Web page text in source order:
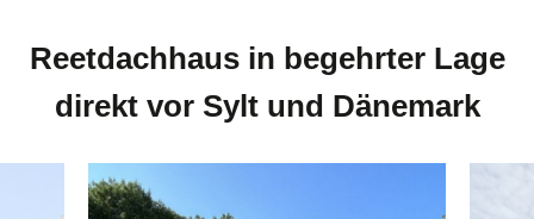
Reetdachhaus in begehrter Lage
direkt vor Sylt und Dänemark